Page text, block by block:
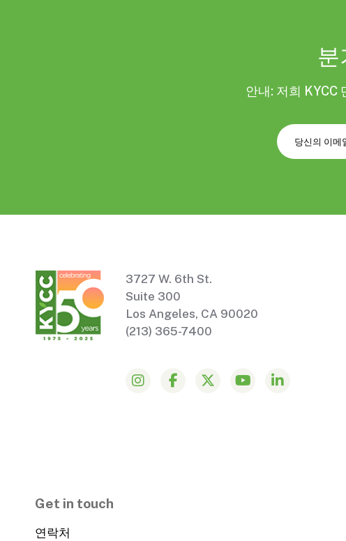
안내: 저희 KYCC
3727 W. 6th St.
Suite 300
Los Angeles, CA 90020
(213) 365-7400
Get in touch
연락처